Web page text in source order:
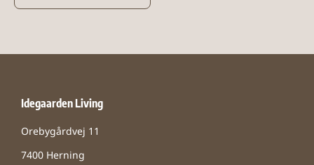
Idegaarden Living
Orebygårdvej 11
7400 Herning